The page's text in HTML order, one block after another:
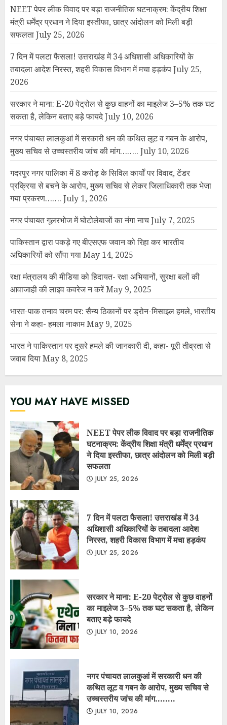
नगर पंचायत लालकुआं में सरकारी धन की कथित लूट व गबन के आरोप,
मुख्य सचिव से उच्चस्तरीय जांच की मांग…….. July 10, 2026
गदरपुर नगर पालिका में 8 करोड़ के सिविल कार्यों पर विवाद, टेंडर
प्रक्रिया से बचने के आरोप, मुख्य सचिव से लेकर जिलाधिकारी तक भेजा
गया प्रकरण……. July 1, 2026
नगर पंचायत गूलरभोज में घोटोलेबाजों का नंगा नाच
July 7, 2025
पाकिस्तान द्वारा पकड़े गए बीएसएफ जवान को रिहा कर भारतीय
अधिकारियों को सौंपा गया
May 14, 2025
रक्षा मंत्रालय की मीडिया को हिदायत- रक्षा अभियानों, सुरक्षा बलों की
आवाजाही की लाइव कवरेज न करें May 9, 2025
भारत-पाक तनाव चरम पर: सैन्य ठिकानों पर ड्रोन-मिसाइल हमले, भारतीय
सेना ने कहा- हमला नाकाम May 9, 2025
भारत ने पाकिस्तान पर दूसरे हमले की जानकारी दी, कहा- पूरी तीव्रता से
जवाब दिया
May 8, 2025
YOU MAY HAVE MISSED
NEET पेपर लीक विवाद पर बड़ा राजनीतिक
घटनाक्रम: केंद्रीय शिक्षा मंत्री धर्मेंद्र प्रधान
ने दिया इस्तीफा, छात्र आंदोलन को मिली बड़ी
सफलता
7 दिन में पलटा फैसला! उत्तराखंड में 34
अधिशासी अधिकारियों के तबादला आदेश
JULY 25, 2026
सरकार ने माना: E-20 पेट्रोल से कुछ वाहनों
का माइलेज 3–5% तक घट सकता है, लेकिन
नगर पंचायत लालकुआं में सरकारी धन की
गदरपुर नगर पालिका में 8 करोड़ के सिविल
कार्यों पर विवाद, टेंडर प्रक्रिया से बचने के
JULY 1, 2026
नगर पंचायत गूलरभोज में घोटोलेबाजों का नंगा